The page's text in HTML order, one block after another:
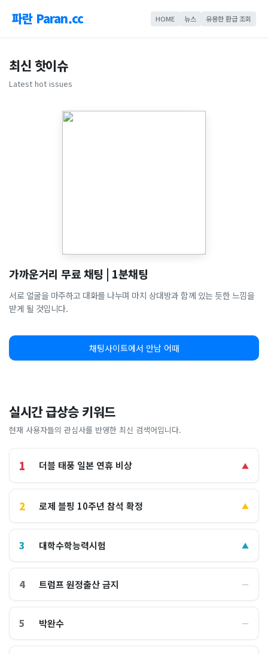
파란 Paran.cc HOME 뉴스 유용한 환급 조회
최신 핫이슈
Latest hot issues
가까운거리 무료 채팅 | 1분채팅
서로 얼굴을 마주하고 대화를 나누며 마치 상대방과 함께 있는 듯한 느낌을
받게 될 것입니다.
채팅사이트에서 만남 어때
실시간 급상승 키워드
현재 사용자들의 관심사를 반영한 최신 검색어입니다.
1 더블 태풍 일본 연휴 비상 ▲
2 로제 블핑 10주년 참석 확정 ▲
3 대학수학능력시험 ▲
4 트럼프 원정출산 금지 ―
5 박완수 ―